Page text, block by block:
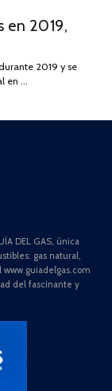
en 2019,
2019 y se
en …
DEL GAS, única
gas natural,
www.guiadelgas.com
del fascinante y